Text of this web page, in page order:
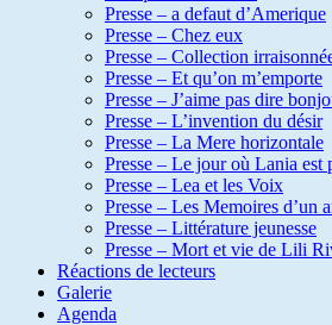
Presse – a defaut d’Amerique
Presse – Chez eux
Presse – Collection
Presse – Et qu’on m’emporte
Presse – J’aime pas dire
Presse – L’invention du désir
Presse – La Mere horizontale
Presse – Le jour où Lania est
Presse – Lea et les Voix
Presse – Les Memoires d’un
Presse – Littérature jeunesse
Presse – Mort et vie de Lili
Réactions de lecteurs
Galerie
Agenda